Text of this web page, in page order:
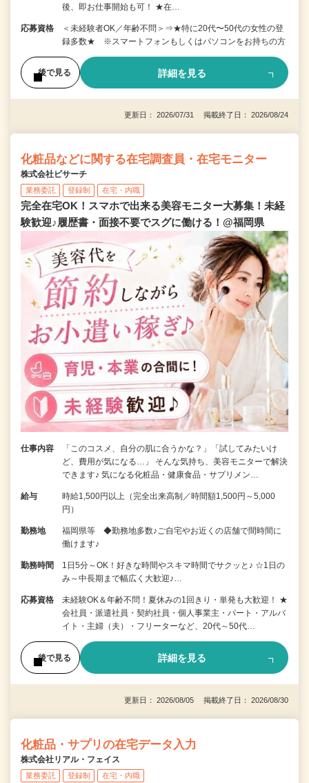
後、即お仕事開始も可！ ★在…
応募資格
＜未経験者OK／年齢不問＞⇒★特に20代〜50代の女性の登
録多数★ ※スマートフォンもしくはパソコンをお持ちの方
後で見る 詳細を見る
更新日： 2026/07/31 掲載終了日： 2026/08/24
化粧品などに関する在宅調査員・在宅モニター
株式会社ビサーチ
業務委託 登録制 在宅・内職
完全在宅OK！スマホで出来る美容モニター大募集！未経
験歓迎♪履歴書・面接不要でスグに働ける！@福岡県
仕事内容
「このコスメ、自分の肌に合うかな？」「試してみたいけ
ど、費用が気になる…」 そんな気持ち、美容モニターで解決
できます♪ 気になる化粧品・健康食品・サプリメン…
給与
時給1,500円以上（完全出来高制／時間額1,500円～5,000
円）
勤務地
福岡県等 ◆勤務地多数♪ご自宅やお近くの店舗で間時間に
働けます♪
勤務時間
1日5分～OK！好きな時間やスキマ時間でサクッと♪ ☆1日の
み～中長期まで幅広く大歓迎♪…
応募資格
未経験OK＆年齢不問！夏休みの1回きり・単発も大歓迎！ ★
会社員・派遣社員・契約社員・個人事業主・パート・アルバ
イト・主婦（夫）・フリーターなど、20代～50代…
後で見る 詳細を見る
更新日： 2026/08/05 掲載終了日： 2026/08/30
化粧品・サプリの在宅データ入力
株式会社リアル・フェイス
業務委託 登録制 在宅・内職